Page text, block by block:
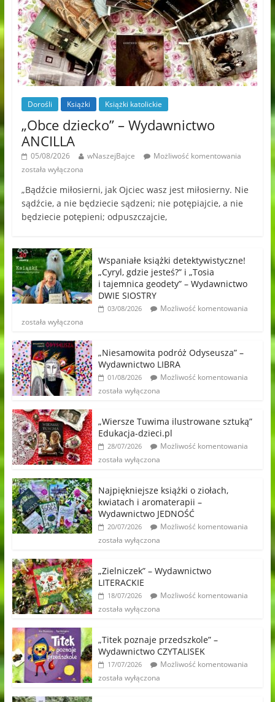
Dorośli Książki Książki katolickie
„Obce dziecko” – Wydawnictwo
ANCILLA
05/08/2026 wNaszejBajce
Możliwość komentowania
została wyłączona
„Bądźcie miłosierni, jak Ojciec wasz jest miłosierny. Nie
sądźcie, a nie będziecie sądzeni; nie potępiajcie, a nie
będziecie potępieni; odpuszczajcie,
Wspaniałe książki detektywistyczne!
„Cyryl, gdzie jesteś?” i „Tosia
i tajemnica geodety” – Wydawnictwo
DWIE SIOSTRY
03/08/2026
Możliwość komentowania
została wyłączona
„Niesamowita podróż Odyseusza” –
Wydawnictwo LIBRA
01/08/2026
Możliwość komentowania
została wyłączona
„Wiersze Tuwima ilustrowane sztuką”
Edukacja-dzieci.pl
28/07/2026
Możliwość komentowania
została wyłączona
Najpiękniejsze książki o ziołach,
kwiatach i aromaterapii –
Wydawnictwo JEDNOŚĆ
20/07/2026
Możliwość komentowania
została wyłączona
„Zielniczek” – Wydawnictwo
LITERACKIE
18/07/2026
Możliwość komentowania
została wyłączona
„Titek poznaje przedszkole” –
Wydawnictwo CZYTALISEK
17/07/2026
Możliwość komentowania
została wyłączona